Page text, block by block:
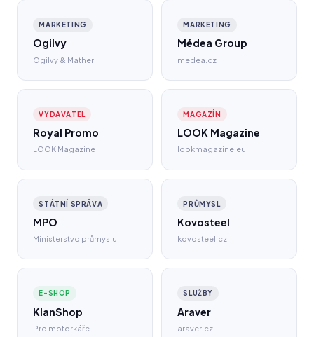
MARKETING
Ogilvy
Ogilvy & Mather
MARKETING
Médea Group
medea.cz
VYDAVATEL
Royal Promo
LOOK Magazine
MAGAZÍN
LOOK Magazine
lookmagazine.eu
STÁTNÍ SPRÁVA
MPO
Ministerstvo průmyslu
PRŮMYSL
Kovosteel
kovosteel.cz
E-SHOP
KlanShop
Pro motorkáře
SLUŽBY
Araver
araver.cz